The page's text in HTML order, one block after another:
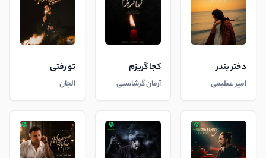
دختر بندر
امیر عظیمی
کجا گریزم
آرمان گرشاسبی
تو رفتی
الجان